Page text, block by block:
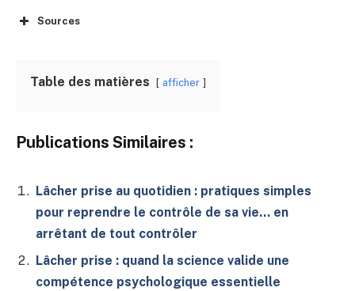
Sources
Table des matières afficher
Publications Similaires :
Lâcher prise au quotidien : pratiques simples
pour reprendre le contrôle de sa vie… en
arrêtant de tout contrôler
Lâcher prise : quand la science valide une
compétence psychologique essentielle